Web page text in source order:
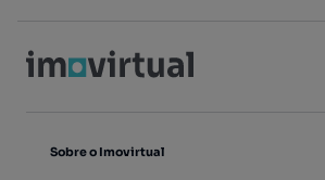
Sobre o Imovirtual